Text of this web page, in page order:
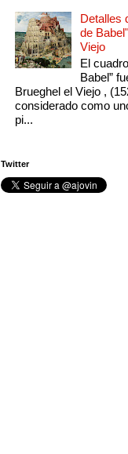
Detalles
de
Viejo
El
Babel”
Brueghel el Viejo ,
considerado como
pi...
Twitter